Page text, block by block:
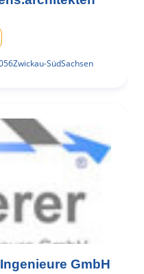
Zwickau-SüdSachsen
GmbH